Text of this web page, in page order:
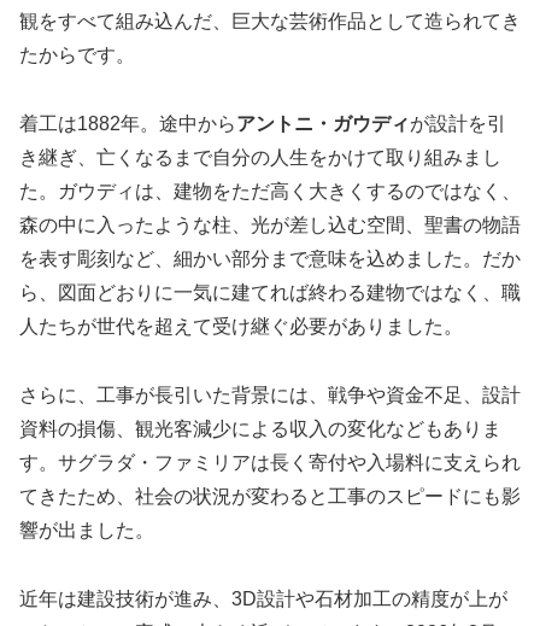
観をすべて組み込んだ、巨大な芸術作品として造られてき
たからです。
着工は1882年。途中からアントニ・ガウディが設計を引
き継ぎ、亡くなるまで自分の人生をかけて取り組みまし
た。ガウディは、建物をただ高く大きくするのではなく、
森の中に入ったような柱、光が差し込む空間、聖書の物語
を表す彫刻など、細かい部分まで意味を込めました。だか
ら、図面どおりに一気に建てれば終わる建物ではなく、職
人たちが世代を超えて受け継ぐ必要がありました。
さらに、工事が長引いた背景には、戦争や資金不足、設計
資料の損傷、観光客減少による収入の変化などもありま
す。サグラダ・ファミリアは長く寄付や入場料に支えられ
てきたため、社会の状況が変わると工事のスピードにも影
響が出ました。
近年は建設技術が進み、3D設計や石材加工の精度が上が